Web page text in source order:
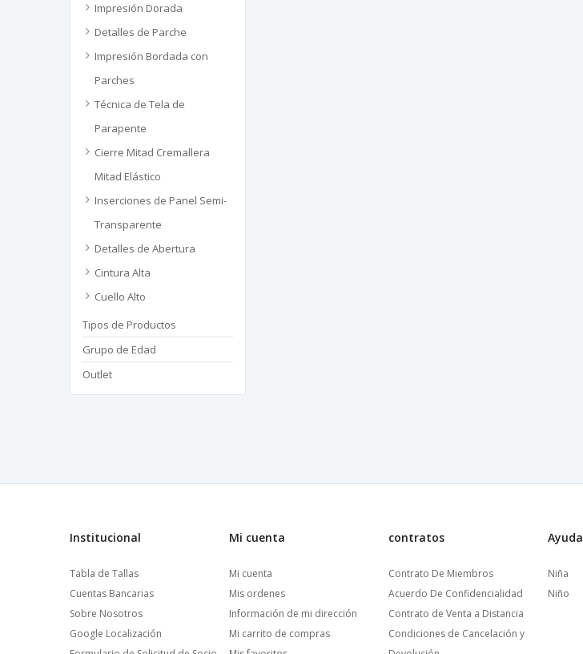
Impresión Dorada
Detalles de Parche
Impresión Bordada con
Parches
Técnica de Tela de
Parapente
Cierre Mitad Cremallera
Mitad Elástico
Inserciones de Panel Semi-
Transparente
Detalles de Abertura
Cintura Alta
Cuello Alto
Tipos de Productos
Grupo de Edad
Outlet
Institucional
Tabla de Tallas
Cuentas Bancarias
Sobre Nosotros
Google Localización
Mi cuenta
Mi cuenta
Mis ordenes
Información de mi dirección
Mi carrito de compras
contratos
Contrato De Miembros
Acuerdo De Confidencialidad
Contrato de Venta a Distancia
Condiciones de Cancelación y
Ayuda
Niña
Niño